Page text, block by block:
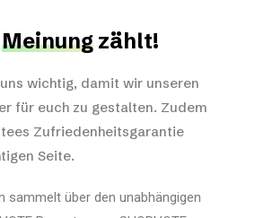
Meinung zählt!
wichtig, damit wir unseren
für euch zu gestalten. Zudem
Zufriedenheitsgarantie
Seite.
sammelt über den unabhängigen